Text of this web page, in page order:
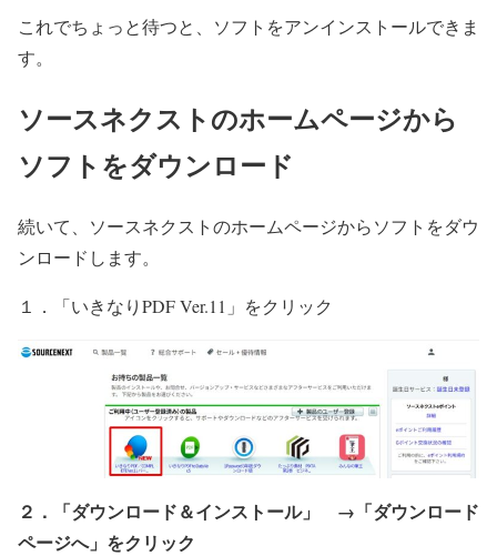
これでちょっと待つと、ソフトをアンインストールできま
す。
ソースネクストのホームページから
ソフトをダウンロード
続いて、ソースネクストのホームページからソフトをダウ
ンロードします。
１．「いきなりPDF Ver.11」をクリック
２．「ダウンロード＆インストール」 →「ダウンロード
ページへ」をクリック